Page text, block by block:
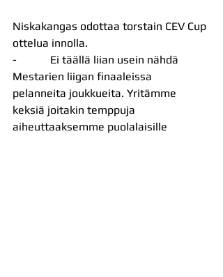
Niskakangas odottaa torstain CEV Cup
ottelua innolla.
-            Ei täällä liian usein nähdä
Mestarien liigan finaaleissa
pelanneita joukkueita. Yritämme
keksiä joitakin temppuja
aiheuttaaksemme puolalaisille